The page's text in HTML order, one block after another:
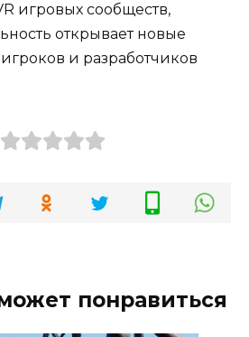
игровых сообществ,
открывает новые
и разработчиков
понравиться